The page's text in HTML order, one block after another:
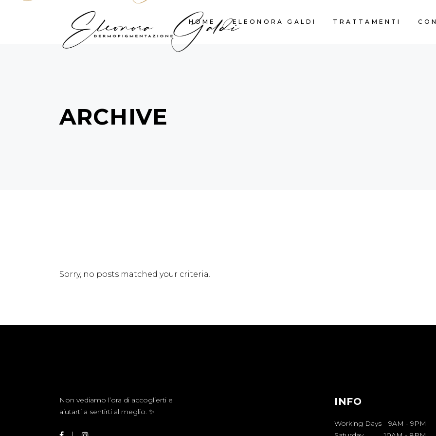
HOME ELEONORA GALDI TRATTAMENTI
ARCHIVE
Sorry, no posts matched your criteria.
Non vediamo l’ora di accoglierti e
aiutarti a sentirti al meglio. ✨
INFO
Working Days 9AM - 9PM